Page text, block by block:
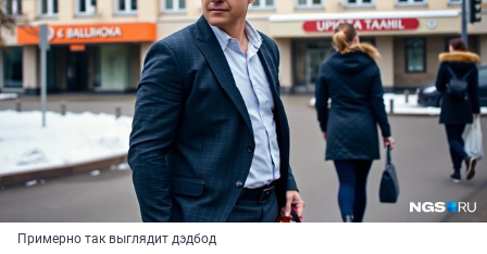
Примерно так выглядит дэдбод